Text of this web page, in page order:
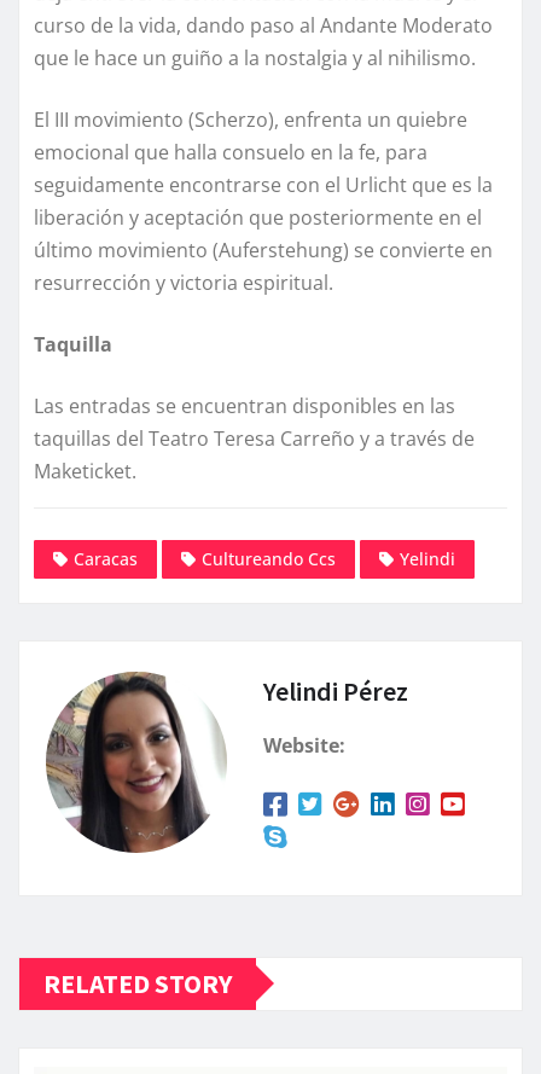
curso de la vida, dando paso al Andante Moderato
que le hace un guiño a la nostalgia y al nihilismo.
El III movimiento (Scherzo), enfrenta un quiebre
emocional que halla consuelo en la fe, para
seguidamente encontrarse con el Urlicht que es la
liberación y aceptación que posteriormente en el
último movimiento (Auferstehung) se convierte en
resurrección y victoria espiritual.
Taquilla
Las entradas se encuentran disponibles en las
taquillas del Teatro Teresa Carreño y a través de
Maketicket.
Caracas Cultureando Ccs Yelindi
Yelindi Pérez
Website:
RELATED STORY